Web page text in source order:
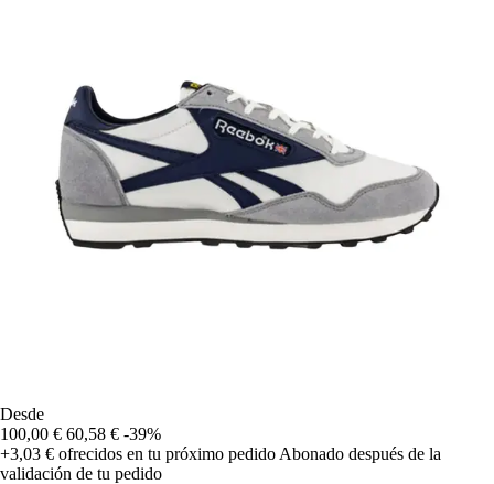
Desde
100,00 € 60,58 € -39%
+3,03 € ofrecidos en tu próximo pedido Abonado después de la
validación de tu pedido